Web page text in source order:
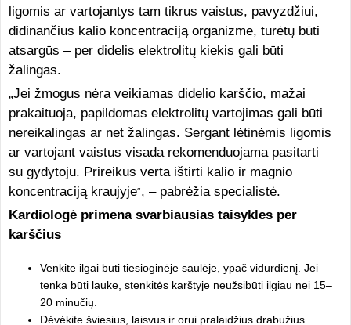
ligomis ar vartojantys tam tikrus vaistus, pavyzdžiui,
didinančius kalio koncentraciją organizme, turėtų būti
atsargūs – per didelis elektrolitų kiekis gali būti
žalingas.
„Jei žmogus nėra veikiamas didelio karščio, mažai
prakaituoja, papildomas elektrolitų vartojimas gali būti
nereikalingas ar net žalingas. Sergant lėtinėmis ligomis
ar vartojant vaistus visada rekomenduojama pasitarti
su gydytoju. Prireikus verta ištirti kalio ir magnio
koncentraciją kraujyje“, – pabrėžia specialistė.
Kardiologė primena svarbiausias taisykles per
karščius
Venkite ilgai būti tiesioginėje saulėje, ypač vidurdienį. Jei
tenka būti lauke, stenkitės karštyje neužsibūti ilgiau nei 15–
20 minučių.
Dėvėkite šviesius, laisvus ir orui pralaidžius drabužius.